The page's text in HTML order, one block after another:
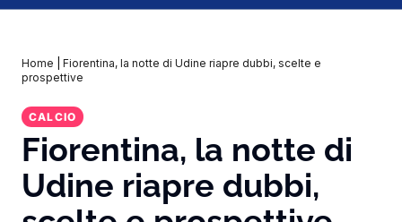
Home
Fiorentina, la notte di Udine riapre dubbi, scelte e
prospettive
CALCIO
Fiorentina, la notte di
Udine riapre dubbi,